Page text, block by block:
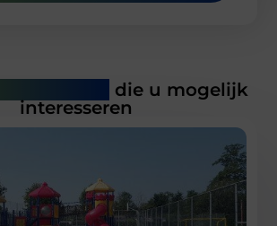
die u mogelijk
interesseren